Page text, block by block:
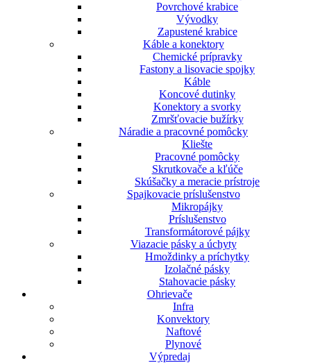
Povrchové krabice
Vývodky
Zapustené krabice
Káble a konektory
Chemické prípravky
Fastony a lisovacie spojky
Káble
Koncové dutinky
Konektory a svorky
Zmršťovacie bužírky
Náradie a pracovné pomôcky
Kliešte
Pracovné pomôcky
Skrutkovače a kľúče
Skúšačky a meracie prístroje
Spajkovacie príslušenstvo
Mikropájky
Príslušenstvo
Transformátorové pájky
Viazacie pásky a úchyty
Hmoždinky a príchytky
Izolačné pásky
Stahovacie pásky
Ohrievače
Infra
Konvektory
Naftové
Plynové
Výpredaj